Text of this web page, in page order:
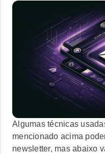
Algumas técnicas
mencionado acima
newsletter, mas abaixo